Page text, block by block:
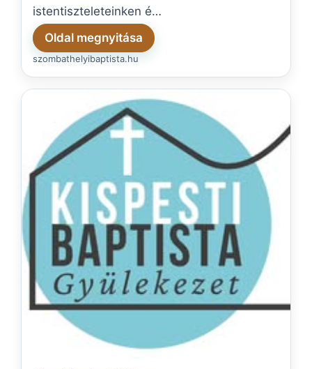
istentiszteleteinken é…
Oldal megnyitása
szombathelyibaptista.hu